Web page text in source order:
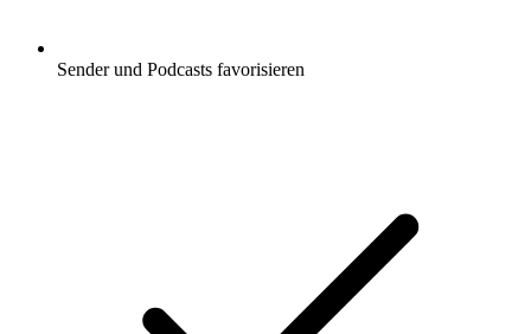
Sender und Podcasts favorisieren